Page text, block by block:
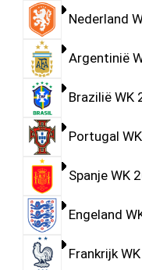
Nederland
Argentinië
Brazilië WK
Portugal
Spanje WK
Engeland
Frankrijk